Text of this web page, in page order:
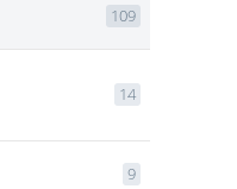
109
14
9